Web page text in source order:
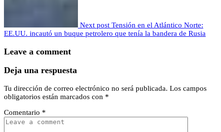
Next post Tensión en el Atlántico Norte:
EE.UU. incautó un buque petrolero que tenía la bandera de Rusia
Leave a comment
Deja una respuesta
Tu dirección de correo electrónico no será publicada. Los campos
obligatorios están marcados con *
Comentario *